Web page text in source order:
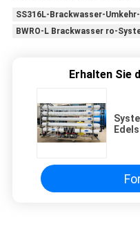
SS316L-Brackwasser-
BWRO-L Brackwasser ro-
Erhalten Sie